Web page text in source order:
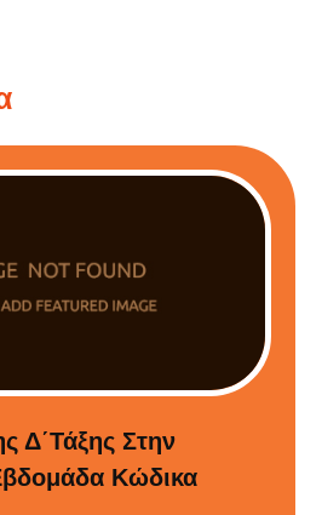
Δ΄τάξης Στην
Κώδικα